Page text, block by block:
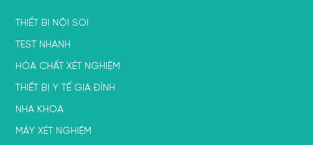
THIẾT BỊ NỘI SOI
TEST NHANH
HÓA CHẤT XÉT NGHIỆM
THIẾT BỊ Y TẾ GIA ĐÌNH
NHA KHOA
MÁY XÉT NGHIỆM